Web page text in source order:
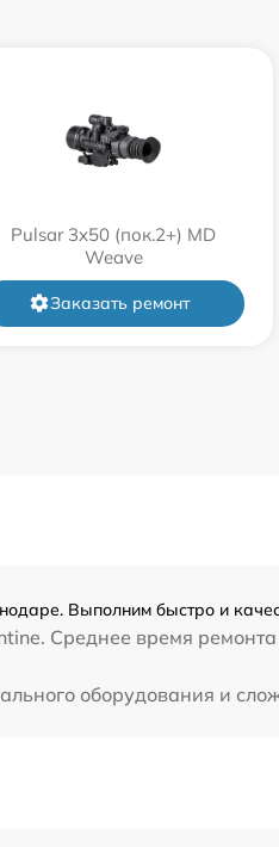
450 р
650 р
Pulsar 3x50 (пок.2+) MD
Weave
Заказать ремонт
Выполним быстро и
Среднее время ремонта
оборудования и